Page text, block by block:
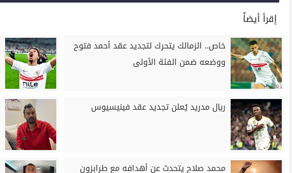
إقرأ أيضاً
خاص.. الزمالك يتحرك لتجديد عقد أحمد فتوح
ووضعه ضمن الفئة الأولى
ريال مدريد يُعلن تجديد عقد فينيسيوس
محمد صلاح يتحدث عن أهدافه مع طرابزون